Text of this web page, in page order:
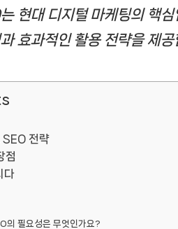
현대 디지털 마케팅의 핵
효과적인 활용 전략을 제공
SEO 전략
점
다
의 필요성은 무엇인가요?